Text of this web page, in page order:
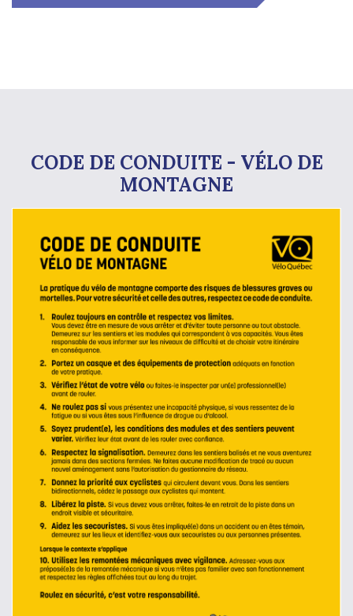
CODE DE CONDUITE - VÉLO DE
MONTAGNE